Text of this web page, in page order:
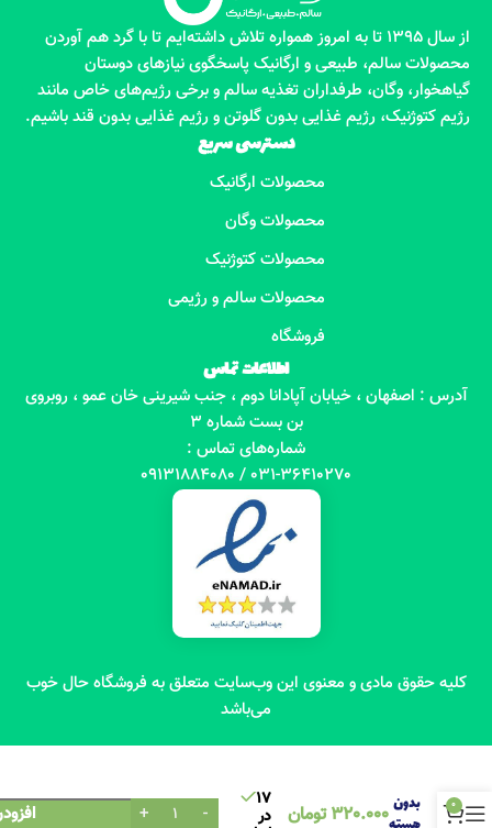
از سال 1395 تا به امروز همواره تلاش داشته‌ایم تا با گرد هم آوردن
محصولات سالم، طبیعی و ارگانیک پاسخگوی نیازهای دوستان
گیاهخوار، وگان، طرفداران تغذیه سالم و برخی رژیم‌های خاص مانند
رژیم کتوژنیک، رژیم غذایی بدون گلوتن و رژیم غذایی بدون قند باشیم.
دسترسی سریع
محصولات ارگانیک
محصولات وگان
محصولات کتوژنیک
محصولات سالم و رژیمی
فروشگاه
اطلاعات تماس
آدرس : اصفهان ، خیابان آپادانا دوم ، جنب شیرینی خان عمو ، روبروی
بن بست شماره 3
شماره‌های تماس :
031-36410270 / 09131884080
کلیه حقوق مادی و معنوی این وب‌سایت متعلق به فروشگاه حال خوب
می‌باشد
بدون320.000 تومان
17
در 0